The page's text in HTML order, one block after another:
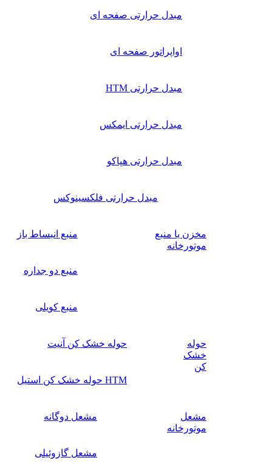
مبدل حرارتی صفحه ای
اواپراتور صفحه ای
مبدل حرارتی HTM
مبدل حرارتی ایمکس
مبدل حرارتی هپاکو
مبدل حرارتی فلکسینوکس
مخزن یا منبع
موتورخانه
منبع انبساط باز
منبع دو جداره
منبع کویلی
حوله
خشک
کن
حوله خشک کن آنیت
HTM حوله خشک کن استیل
مشعل
موتورخانه
مشعل دوگانه
مشعل گازوئیلی